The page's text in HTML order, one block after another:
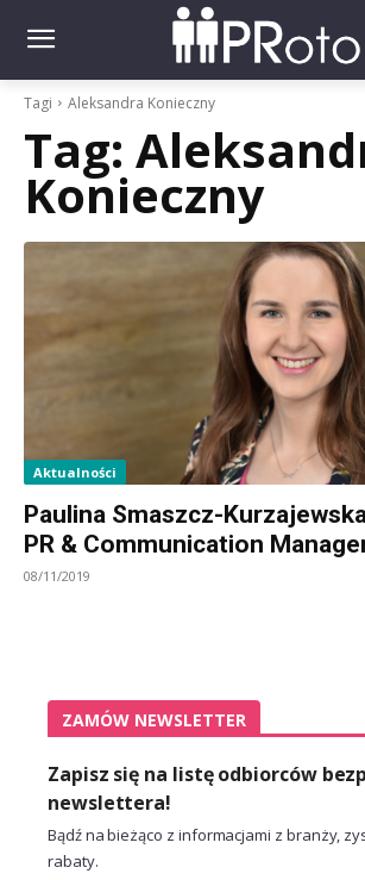
Tagi Aleksandra Konieczny
Tag:
Konieczny
Aktualności
Paulina Smaszcz-
PR & Communication
08/11/2019
ZAMÓW NEWSLETTER
Zapisz się na listę odbiorców
newslettera!
Bądź na bieżąco z informacjami z branży,
rabaty.